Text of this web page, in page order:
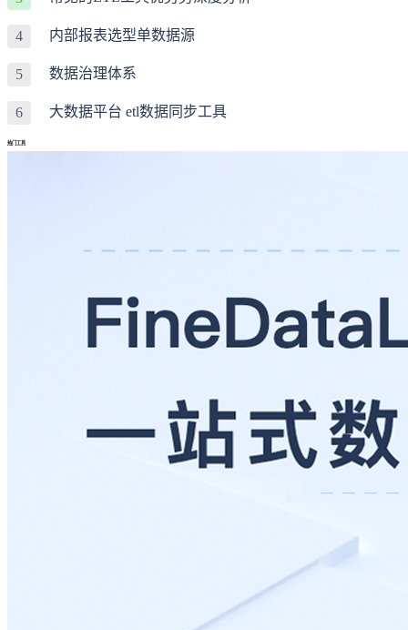
4 内部报表选型单数据源
5 数据治理体系
6 大数据平台 etl数据同步工具
热门工具